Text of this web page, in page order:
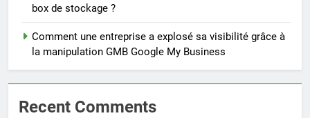
box de stockage ?
Comment une entreprise a explosé sa visibilité grâce à
la manipulation GMB Google My Business
Recent Comments